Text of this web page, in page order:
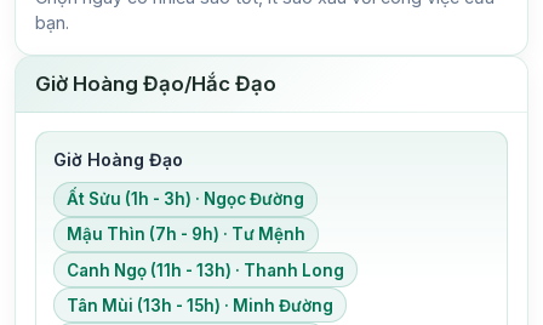
bạn.
Giờ Hoàng Đạo/Hắc Đạo
Giờ Hoàng Đạo
Ất Sửu (1h - 3h) · Ngọc Đường
Mậu Thìn (7h - 9h) · Tư Mệnh
Canh Ngọ (11h - 13h) · Thanh Long
Tân Mùi (13h - 15h) · Minh Đường